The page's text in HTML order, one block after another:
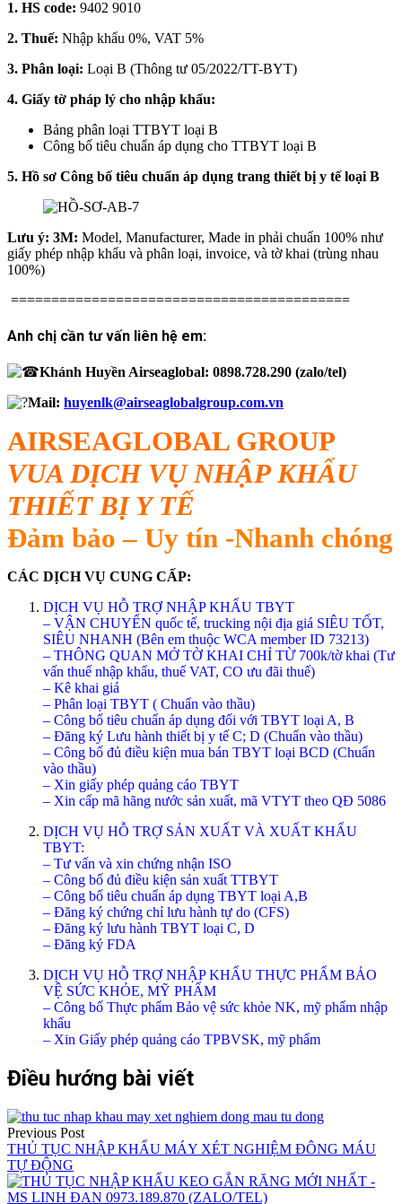
1. HS code: 9402 9010
2. Thuế: Nhập khẩu 0%, VAT 5%
3. Phân loại: Loại B (Thông tư 05/2022/TT-BYT)
4. Giấy tờ pháp lý cho nhập khẩu:
Bảng phân loại TTBYT loại B
Công bố tiêu chuẩn áp dụng cho TTBYT loại B
5. Hồ sơ Công bố tiêu chuẩn áp dụng trang thiết bị y tế loại B
Lưu ý: 3M: Model, Manufacturer, Made in phải chuẩn 100% như
giấy phép nhập khẩu và phân loại, invoice, và tờ khai (trùng nhau
100%)
==========================================
Anh chị cần tư vấn liên hệ em:
Khánh Huyền Airseaglobal: 0898.728.290 (zalo/tel)
Mail: huyenlk@airseaglobalgroup.com.vn
AIRSEAGLOBAL GROUP
VUA DỊCH VỤ NHẬP KHẨU
THIẾT BỊ Y TẾ
Đảm bảo – Uy tín -Nhanh chóng
CÁC DỊCH VỤ CUNG CẤP:
DỊCH VỤ HỖ TRỢ NHẬP KHẨU TBYT
– VẬN CHUYỂN quốc tế, trucking nội địa giá SIÊU TỐT,
SIÊU NHANH (Bên em thuộc WCA member ID 73213)
– THÔNG QUAN MỞ TỜ KHAI CHỈ TỪ 700k/tờ khai (Tư
vấn thuế nhập khẩu, thuế VAT, CO ưu đãi thuế)
– Kê khai giá
– Phân loại TBYT ( Chuẩn vào thầu)
– Công bố tiêu chuẩn áp dụng đối với TBYT loại A, B
– Đăng ký Lưu hành thiết bị y tế C; D (Chuẩn vào thầu)
– Công bố đủ điều kiện mua bán TBYT loại BCD (Chuẩn
vào thầu)
– Xin giấy phép quảng cáo TBYT
– Xin cấp mã hãng nước sản xuất, mã VTYT theo QĐ 5086
DỊCH VỤ HỖ TRỢ SẢN XUẤT VÀ XUẤT KHẨU
TBYT:
– Tư vấn và xin chứng nhận ISO
– Công bố đủ điều kiện sản xuất TTBYT
– Công bố tiêu chuẩn áp dụng TBYT loại A,B
– Đăng ký chứng chỉ lưu hành tự do (CFS)
– Đăng ký lưu hành TBYT loại C, D
– Đăng ký FDA
DỊCH VỤ HỖ TRỢ NHẬP KHẨU THỰC PHẨM BẢO
VỆ SỨC KHỎE, MỸ PHẨM
– Công bố Thực phẩm Bảo vệ sức khỏe NK, mỹ phẩm nhập
khẩu
– Xin Giấy phép quảng cáo TPBVSK, mỹ phẩm
Điều hướng bài viết
Previous Post
THỦ TỤC NHẬP KHẨU MÁY XÉT NGHIỆM ĐÔNG MÁU
TỰ ĐỘNG